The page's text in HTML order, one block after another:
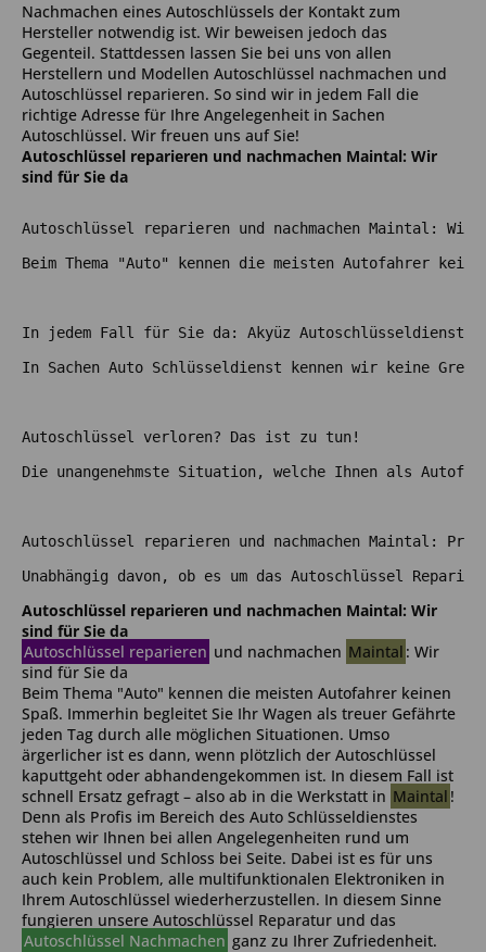
Nachmachen eines Autoschlüssels der Kontakt zum
Hersteller notwendig ist. Wir beweisen jedoch das
Gegenteil. Stattdessen lassen Sie bei uns von allen
Herstellern und Modellen Autoschlüssel nachmachen und
Autoschlüssel reparieren. So sind wir in jedem Fall die
richtige Adresse für Ihre Angelegenheit in Sachen
Autoschlüssel. Wir freuen uns auf Sie!
Autoschlüssel reparieren und nachmachen Maintal: Wir
sind für Sie da
Autoschlüssel reparieren und nachmachen Maintal:
Beim Thema "Auto" kennen die meisten Autofahrer
In jedem Fall für Sie da: Akyüz Autoschlüsseldienst
In Sachen Auto Schlüsseldienst kennen wir keine
Autoschlüssel verloren? Das ist zu tun!
Die unangenehmste Situation, welche Ihnen als
Autoschlüssel reparieren und nachmachen Maintal:
Unabhängig davon, ob es um das Autoschlüssel
Autoschlüssel reparieren und nachmachen Maintal: Wir
sind für Sie da
Autoschlüssel reparieren und nachmachen Maintal : Wir
sind für Sie da
Beim Thema "Auto" kennen die meisten Autofahrer keinen
Spaß. Immerhin begleitet Sie Ihr Wagen als treuer Gefährte
jeden Tag durch alle möglichen Situationen. Umso
ärgerlicher ist es dann, wenn plötzlich der Autoschlüssel
kaputtgeht oder abhandengekommen ist. In diesem Fall ist
schnell Ersatz gefragt – also ab in die Werkstatt in Maintal !
Denn als Profis im Bereich des Auto Schlüsseldienstes
stehen wir Ihnen bei allen Angelegenheiten rund um
Autoschlüssel und Schloss bei Seite. Dabei ist es für uns
auch kein Problem, alle multifunktionalen Elektroniken in
Ihrem Autoschlüssel wiederherzustellen. In diesem Sinne
fungieren unsere Autoschlüssel Reparatur und das
Autoschlüssel Nachmachen ganz zu Ihrer Zufriedenheit.